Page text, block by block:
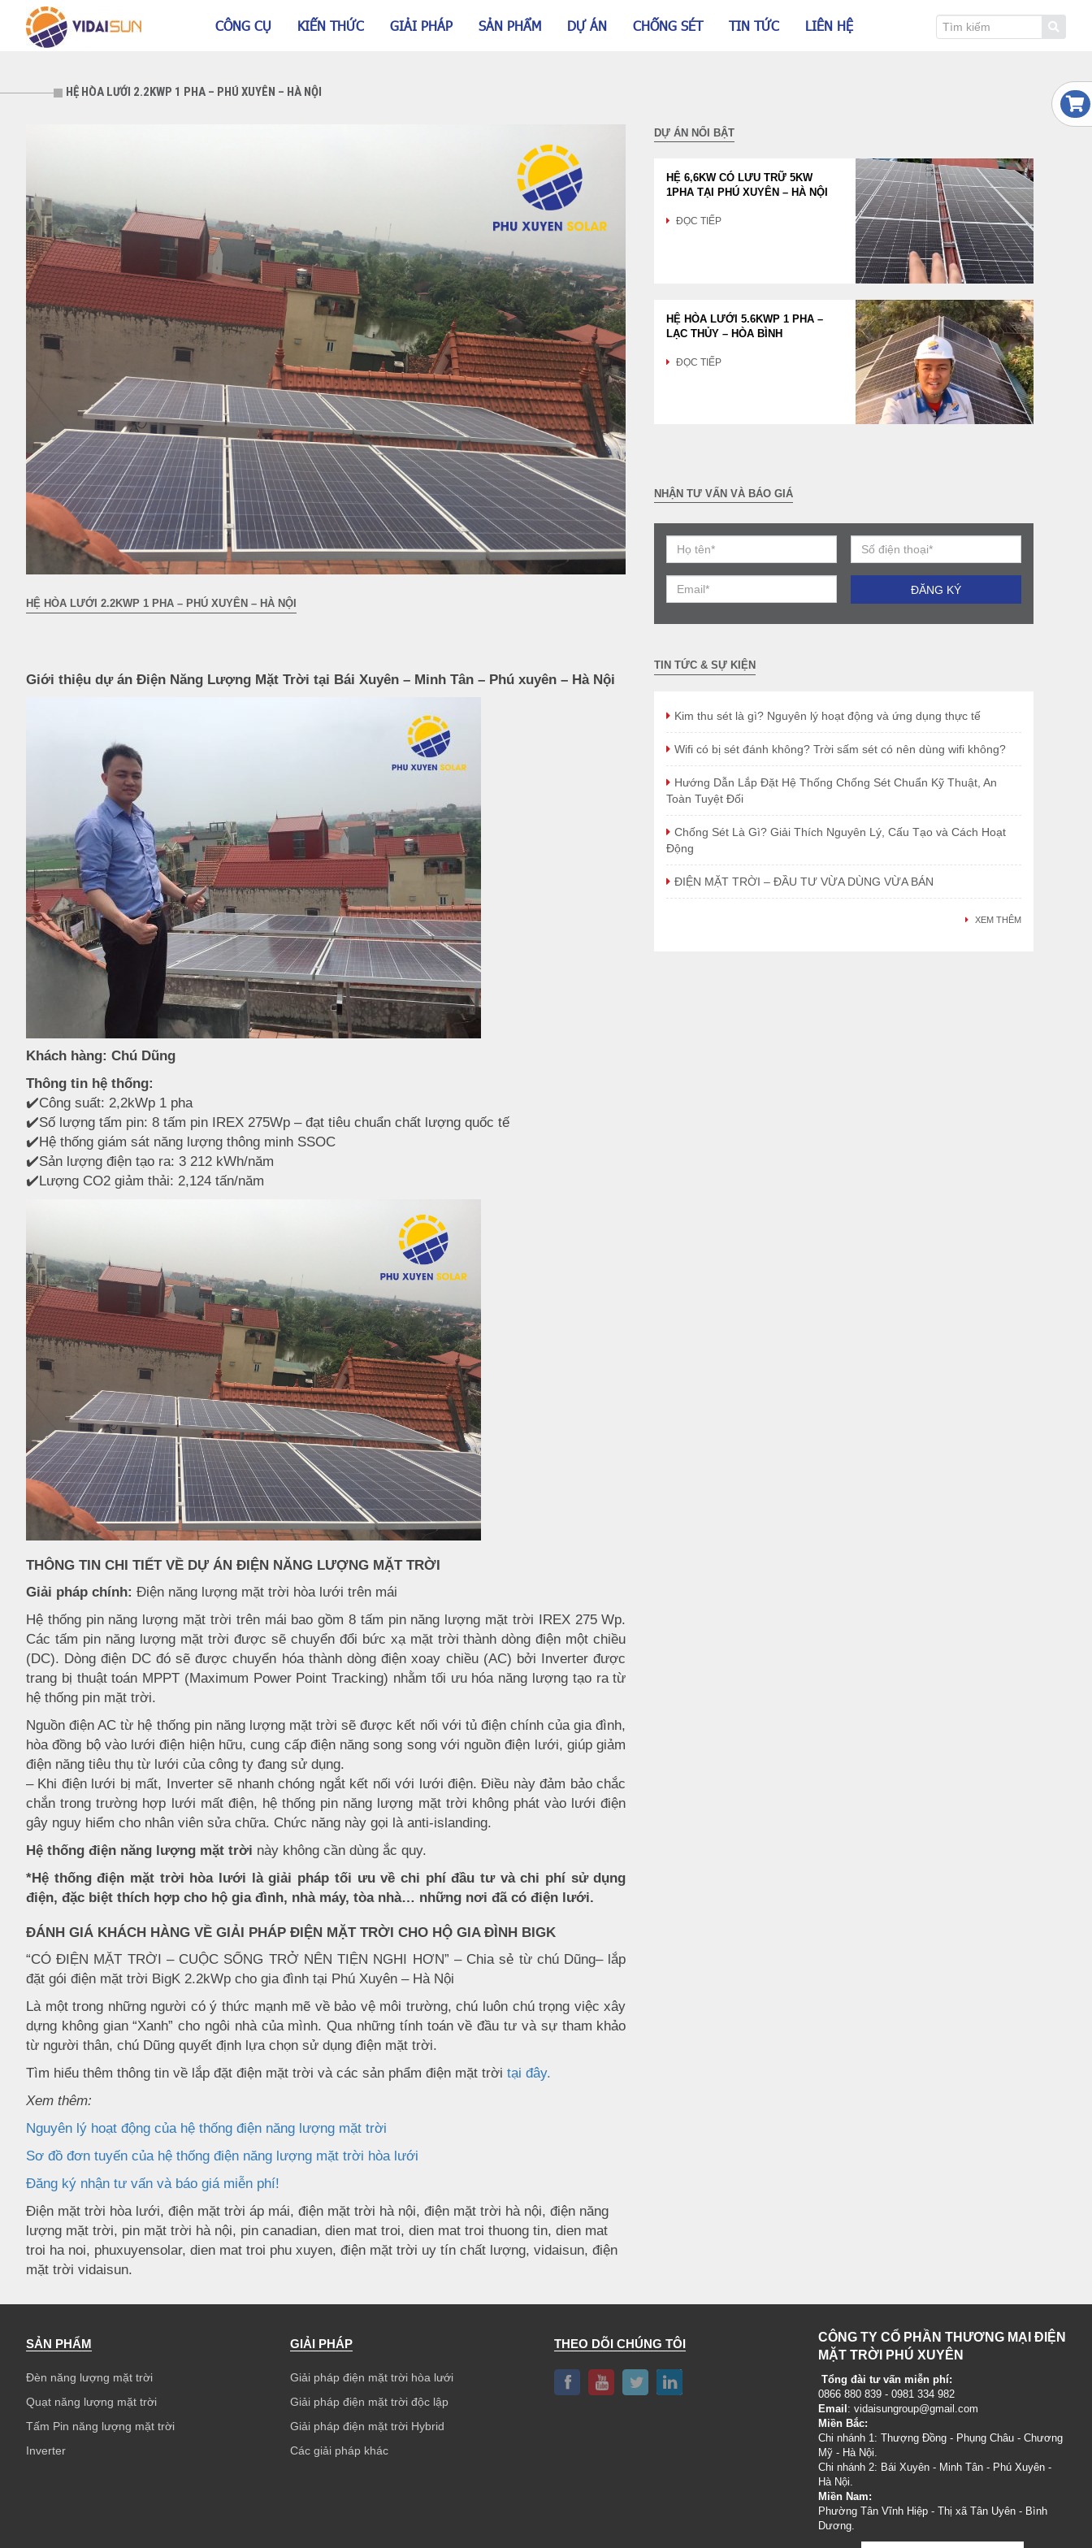
CÔNG CỤ KIẾN THỨC GIẢI PHÁP SẢN PHẨM DỰ ÁN CHỐNG SÉT TIN TỨC LIÊN HỆ
HỆ HÒA LƯỚI 2.2KWP 1 PHA – PHÚ XUYÊN – HÀ NỘI
HỆ HÒA LƯỚI 2.2KWP 1 PHA – PHÚ XUYÊN – HÀ NỘI
Giới thiệu dự án Điện Năng Lượng Mặt Trời tại Bái Xuyên – Minh Tân – Phú xuyên – Hà Nội
Khách hàng: Chú Dũng
Thông tin hệ thống:
✔️Công suất: 2,2kWp 1 pha
✔️Số lượng tấm pin: 8 tấm pin IREX 275Wp – đạt tiêu chuẩn chất lượng quốc tế
✔️Hệ thống giám sát năng lượng thông minh SSOC
✔️Sản lượng điện tạo ra: 3 212 kWh/năm
✔️Lượng CO2 giảm thải: 2,124 tấn/năm
THÔNG TIN CHI TIẾT VỀ DỰ ÁN ĐIỆN NĂNG LƯỢNG MẶT TRỜI
Giải pháp chính: Điện năng lượng mặt trời hòa lưới trên mái
Hệ thống pin năng lượng mặt trời trên mái bao gồm 8 tấm pin năng lượng mặt trời IREX 275 Wp.
Các tấm pin năng lượng mặt trời được sẽ chuyển đổi bức xạ mặt trời thành dòng điện một chiều
(DC). Dòng điện DC đó sẽ được chuyển hóa thành dòng điện xoay chiều (AC) bởi Inverter được
trang bị thuật toán MPPT (Maximum Power Point Tracking) nhằm tối ưu hóa năng lượng tạo ra từ
hệ thống pin mặt trời.
Nguồn điện AC từ hệ thống pin năng lượng mặt trời sẽ được kết nối với tủ điện chính của gia đình,
hòa đồng bộ vào lưới điện hiện hữu, cung cấp điện năng song song với nguồn điện lưới, giúp giảm
điện năng tiêu thụ từ lưới của công ty đang sử dụng.
– Khi điện lưới bị mất, Inverter sẽ nhanh chóng ngắt kết nối với lưới điện. Điều này đảm bảo chắc
chắn trong trường hợp lưới mất điện, hệ thống pin năng lượng mặt trời không phát vào lưới điện
gây nguy hiểm cho nhân viên sửa chữa. Chức năng này gọi là anti-islanding.
Hệ thống điện năng lượng mặt trời này không cần dùng ắc quy.
*Hệ thống điện mặt trời hòa lưới là giải pháp tối ưu về chi phí đầu tư và chi phí sử dụng
điện, đặc biệt thích hợp cho hộ gia đình, nhà máy, tòa nhà… những nơi đã có điện lưới.
ĐÁNH GIÁ KHÁCH HÀNG VỀ GIẢI PHÁP ĐIỆN MẶT TRỜI CHO HỘ GIA ĐÌNH BIGK
“CÓ ĐIỆN MẶT TRỜI – CUỘC SỐNG TRỞ NÊN TIỆN NGHI HƠN” – Chia sẻ từ chú Dũng– lắp
đặt gói điện mặt trời BigK 2.2kWp cho gia đình tại Phú Xuyên – Hà Nội
Là một trong những người có ý thức mạnh mẽ về bảo vệ môi trường, chú luôn chú trọng việc xây
dựng không gian “Xanh” cho ngôi nhà của mình. Qua những tính toán về đầu tư và sự tham khảo
từ người thân, chú Dũng quyết định lựa chọn sử dụng điện mặt trời.
Tìm hiểu thêm thông tin về lắp đặt điện mặt trời và các sản phẩm điện mặt trời tại đây.
Xem thêm:
Nguyên lý hoạt động của hệ thống điện năng lượng mặt trời
Sơ đồ đơn tuyến của hệ thống điện năng lượng mặt trời hòa lưới
Đăng ký nhận tư vấn và báo giá miễn phí!
Điện mặt trời hòa lưới, điện mặt trời áp mái, điện mặt trời hà nội, điện mặt trời hà nội, điện năng
lượng mặt trời, pin mặt trời hà nội, pin canadian, dien mat troi, dien mat troi thuong tin, dien mat
troi ha noi, phuxuyensolar, dien mat troi phu xuyen, điện mặt trời uy tín chất lượng, vidaisun, điện
mặt trời vidaisun.
DỰ ÁN NỔI BẬT
HỆ 6,6KW CÓ LƯU TRỮ 5KW
1PHA TẠI PHÚ XUYÊN – HÀ NỘI
ĐỌC TIẾP
HỆ HÒA LƯỚI 5.6KWP 1 PHA –
LẠC THỦY – HÒA BÌNH
ĐỌC TIẾP
NHẬN TƯ VẤN VÀ BÁO GIÁ
TIN TỨC & SỰ KIỆN
Kim thu sét là gì? Nguyên lý hoạt động và ứng dụng thực tế
Wifi có bị sét đánh không? Trời sấm sét có nên dùng wifi không?
Hướng Dẫn Lắp Đặt Hệ Thống Chống Sét Chuẩn Kỹ Thuật, An
Toàn Tuyệt Đối
Chống Sét Là Gì? Giải Thích Nguyên Lý, Cấu Tạo và Cách Hoạt
Động
ĐIỆN MẶT TRỜI – ĐẦU TƯ VỪA DÙNG VỪA BÁN
XEM THÊM
SẢN PHẨM
Đèn năng lượng mặt trời
Quạt năng lượng mặt trời
Tấm Pin năng lượng mặt trời
Inverter
GIẢI PHÁP
Giải pháp điện mặt trời hòa lưới
Giải pháp điện mặt trời độc lập
Giải pháp điện mặt trời Hybrid
Các giải pháp khác
THEO DÕI CHÚNG TÔI
CÔNG TY CỔ PHẦN THƯƠNG MẠI ĐIỆN
MẶT TRỜI PHÚ XUYÊN
Tổng đài tư vấn miễn phí:
0866 880 839 - 0981 334 982
Email: vidaisungroup@gmail.com
Miền Bắc:
Chi nhánh 1: Thượng Đồng - Phụng Châu - Chương
Mỹ - Hà Nội.
Chi nhánh 2: Bái Xuyên - Minh Tân - Phú Xuyên -
Hà Nội.
Miền Nam:
Phường Tân Vĩnh Hiệp - Thị xã Tân Uyên - Bình
Dương.